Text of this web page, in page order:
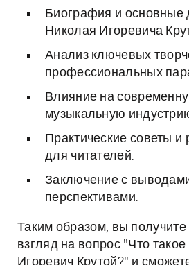
Биография и основные
Николая Игоревича
Анализ ключевых
профессиональных
Влияние на
музыкальную
Практические советы и
для читателей.
Заключение с
перспективами.
Таким образом, вы
взгляд на вопрос "Что
Игоревич Крутой?" и